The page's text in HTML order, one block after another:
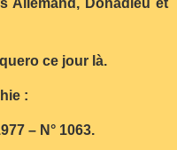
Allemand, Donadieu et
ce jour là.
:
– N° 1063.